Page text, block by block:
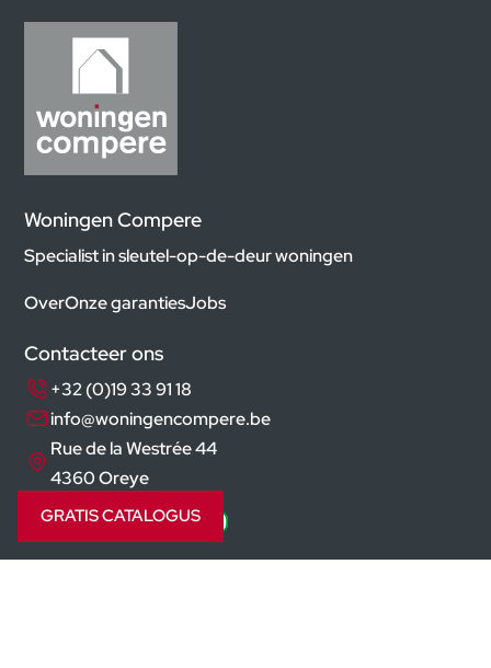
GRATIS CATALOGUS
Woningen Compere
Specialist in sleutel-op-de-deur woningen
OverOnze garantiesJobs
Contacteer ons
+32 (0)19 33 91 18
info@woningencompere.be
Rue de la Westrée 44
4360 Oreye